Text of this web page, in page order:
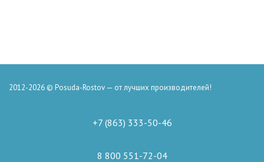
2012-2026 © Posuda-Rostov — от лучших производителей!
+7 (863) 333-50-46
8 800 551-72-04